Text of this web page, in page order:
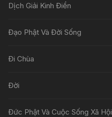
Dịch Giải Kinh Điển
Đạo Phật Và Đời Sống
Đi Chùa
Đời
Đức Phật Và Cuộc Sống Xã Hội